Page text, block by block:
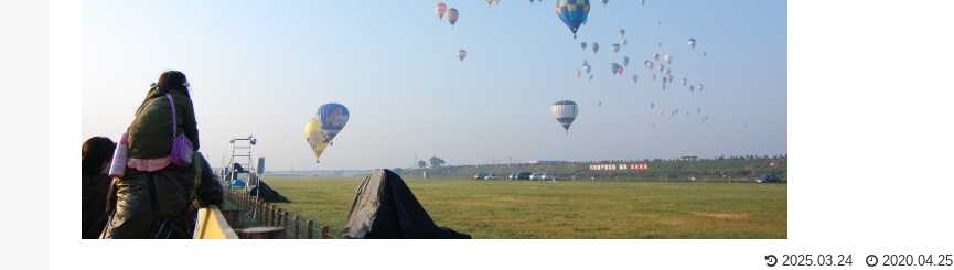
2025.03.24 2020.04.25